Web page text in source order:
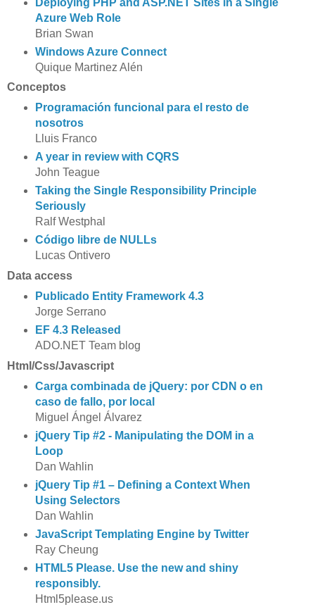
Azure Web Role
Brian Swan
Windows Azure Connect
Quique Martinez Alén
Conceptos
Programación funcional para el resto de
nosotros
Lluis Franco
A year in review with CQRS
John Teague
Taking the Single Responsibility Principle
Seriously
Ralf Westphal
Código libre de NULLs
Lucas Ontivero
Data access
Publicado Entity Framework 4.3
Jorge Serrano
EF 4.3 Released
ADO.NET Team blog
Html/Css/Javascript
Carga combinada de jQuery: por CDN o en
caso de fallo, por local
Miguel Ángel Álvarez
jQuery Tip #2 - Manipulating the DOM in a
Loop
Dan Wahlin
jQuery Tip #1 – Defining a Context When
Using Selectors
Dan Wahlin
JavaScript Templating Engine by Twitter
Ray Cheung
HTML5 Please. Use the new and shiny
responsibly.
Html5please.us